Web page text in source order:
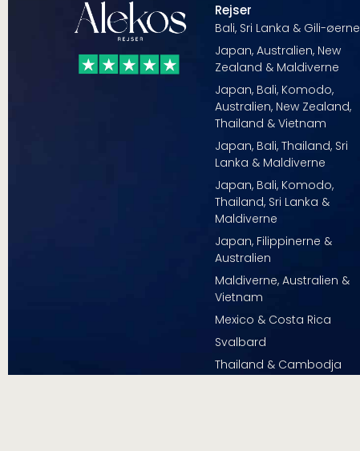
Rejser
Bali, Sri Lanka & Gili-øerne
Japan, Australien, New
Zealand & Maldiverne
Japan, Bali, Komodo,
Australien, New Zealand,
Thailand & Vietnam
Japan, Bali, Thailand, Sri
Lanka & Maldiverne
Japan, Bali, Komodo,
Thailand, Sri Lanka &
Maldiverne
Japan, Filippinerne &
Australien
Maldiverne, Australien &
Vietnam
Mexico & Costa Rica
Svalbard
Thailand & Cambodja